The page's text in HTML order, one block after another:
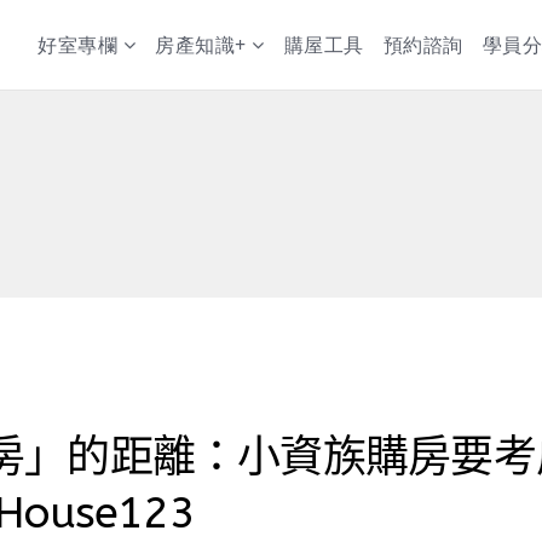
好室專欄 房產知識+ 購屋工具 預約諮詢 學員
」的距離：小資族購房要考